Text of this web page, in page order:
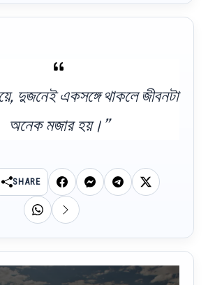
দুজনেই একসঙ্গে থাকলে জীবনটা
অনেক মজার হয়।”
SHARE